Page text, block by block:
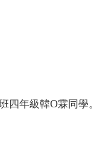
四年級韓O霖同學。